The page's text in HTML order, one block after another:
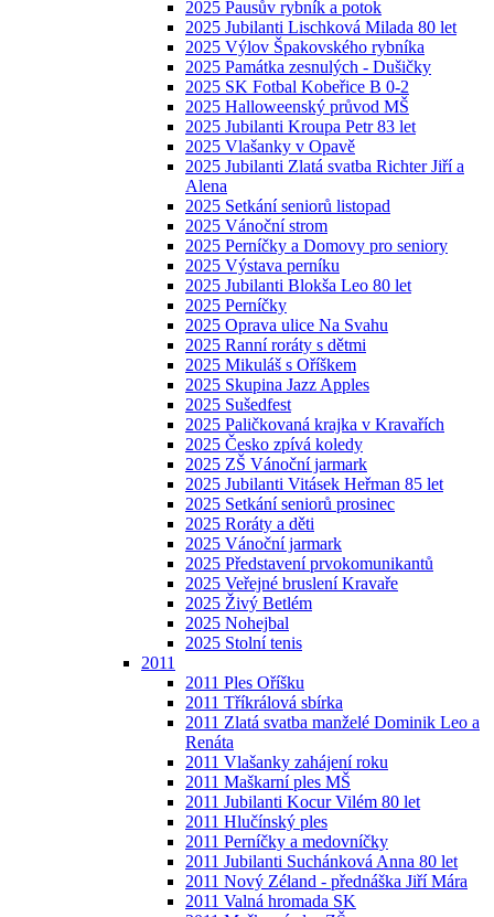
2025 Pausův rybník a potok
2025 Jubilanti Lischková Milada 80 let
2025 Výlov Špakovského rybníka
2025 Památka zesnulých - Dušičky
2025 SK Fotbal Kobeřice B 0-2
2025 Halloweenský průvod MŠ
2025 Jubilanti Kroupa Petr 83 let
2025 Vlašanky v Opavě
2025 Jubilanti Zlatá svatba Richter Jiří a
Alena
2025 Setkání seniorů listopad
2025 Vánoční strom
2025 Perníčky a Domovy pro seniory
2025 Výstava perníku
2025 Jubilanti Blokša Leo 80 let
2025 Perníčky
2025 Oprava ulice Na Svahu
2025 Ranní roráty s dětmi
2025 Mikuláš s Oříškem
2025 Skupina Jazz Apples
2025 Sušedfest
2025 Paličkovaná krajka v Kravařích
2025 Česko zpívá koledy
2025 ZŠ Vánoční jarmark
2025 Jubilanti Vitásek Heřman 85 let
2025 Setkání seniorů prosinec
2025 Roráty a děti
2025 Vánoční jarmark
2025 Představení prvokomunikantů
2025 Veřejné bruslení Kravaře
2025 Živý Betlém
2025 Nohejbal
2025 Stolní tenis
2011
2011 Ples Oříšku
2011 Tříkrálová sbírka
2011 Zlatá svatba manželé Dominik Leo a
Renáta
2011 Vlašanky zahájení roku
2011 Maškarní ples MŠ
2011 Jubilanti Kocur Vilém 80 let
2011 Hlučínský ples
2011 Perníčky a medovníčky
2011 Jubilanti Suchánková Anna 80 let
2011 Nový Zéland - přednáška Jiří Mára
2011 Valná hromada SK